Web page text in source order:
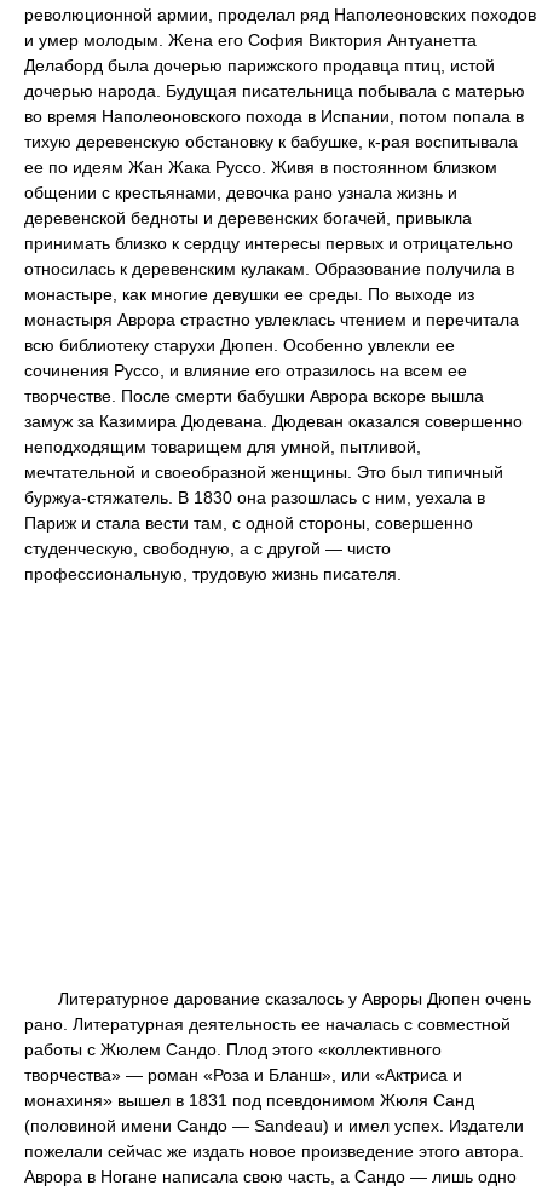
революционной армии, проделал ряд Наполеоновских походов
и умер молодым. Жена его София Виктория Антуанетта
Делаборд была дочерью парижского продавца птиц, истой
дочерью народа. Будущая писательница побывала с матерью
во время Наполеоновского похода в Испании, потом попала в
тихую деревенскую обстановку к бабушке, к-рая воспитывала
ее по идеям Жан Жака Руссо. Живя в постоянном близком
общении с крестьянами, девочка рано узнала жизнь и
деревенской бедноты и деревенских богачей, привыкла
принимать близко к сердцу интересы первых и отрицательно
относилась к деревенским кулакам. Образование получила в
монастыре, как многие девушки ее среды. По выходе из
монастыря Аврора страстно увлеклась чтением и перечитала
всю библиотеку старухи Дюпен. Особенно увлекли ее
сочинения Руссо, и влияние его отразилось на всем ее
творчестве. После смерти бабушки Аврора вскоре вышла
замуж за Казимира Дюдевана. Дюдеван оказался совершенно
неподходящим товарищем для умной, пытливой,
мечтательной и своеобразной женщины. Это был типичный
буржуа-стяжатель. В 1830 она разошлась с ним, уехала в
Париж и стала вести там, с одной стороны, совершенно
студенческую, свободную, а с другой — чисто
профессиональную, трудовую жизнь писателя.
Литературное дарование сказалось у Авроры Дюпен очень
рано. Литературная деятельность ее началась с совместной
работы с Жюлем Сандо. Плод этого «коллективного
творчества» — роман «Роза и Бланш», или «Актриса и
монахиня» вышел в 1831 под псевдонимом Жюля Санд
(половиной имени Сандо — Sandeau) и имел успех. Издатели
пожелали сейчас же издать новое произведение этого автора.
Аврора в Ногане написала свою часть, а Сандо — лишь одно